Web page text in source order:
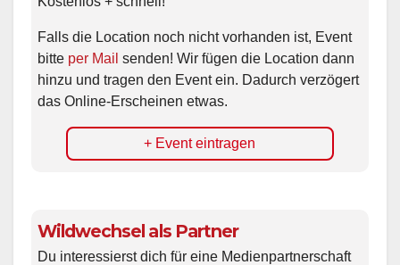
Falls die Location noch nicht vorhanden ist, Event
bitte per Mail senden! Wir fügen die Location dann
hinzu und tragen den Event ein. Dadurch verzögert
das Online-Erscheinen etwas.
+ Event eintragen
Wildwechsel als Partner
Du interessierst dich für eine Medienpartnerschaft